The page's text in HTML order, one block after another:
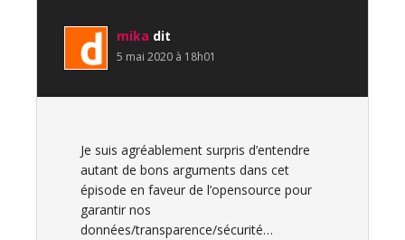
mika dit
5 mai 2020 à 18h01
Je suis agréablement surpris d’entendre
autant de bons arguments dans cet
épisode en faveur de l’opensource pour
garantir nos
données/transparence/sécurité…